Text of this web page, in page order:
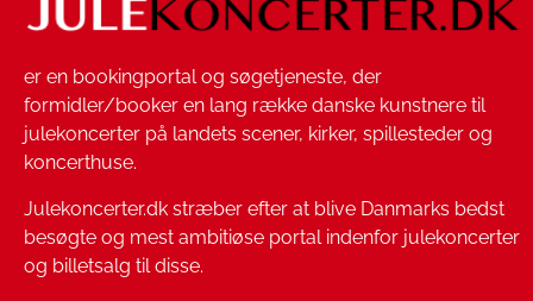
er en bookingportal og søgetjeneste, der
formidler/booker en lang række danske kunstnere til
julekoncerter på landets scener, kirker, spillesteder og
koncerthuse.
Julekoncerter.dk stræber efter at blive Danmarks bedst
besøgte og mest ambitiøse portal indenfor julekoncerter
og billetsalg til disse.